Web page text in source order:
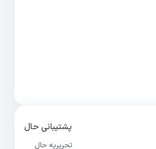
پشتیبانی حال
تحریریه حال